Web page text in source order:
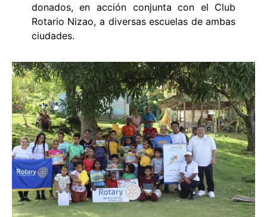
donados, en acción conjunta con el Club
Rotario Nizao, a diversas escuelas de ambas
ciudades.